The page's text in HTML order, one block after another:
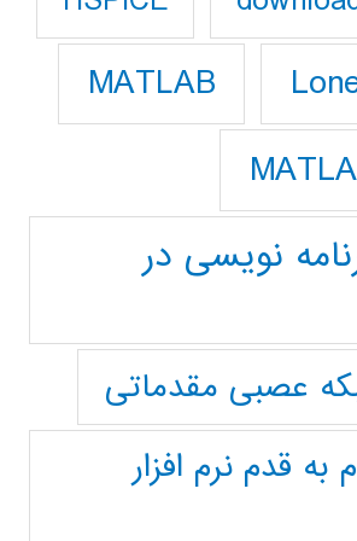
MATLAB
نویسی در
عصبی مقدماتی
قدم نرم افزار